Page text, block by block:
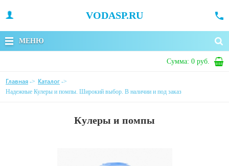
VODASP.RU
МЕНЮ
Сумма: 0 руб.
Главная -> Каталог ->
Надежные Кулеры и помпы. Широкий выбор. В наличии и под заказ
Кулеры и помпы